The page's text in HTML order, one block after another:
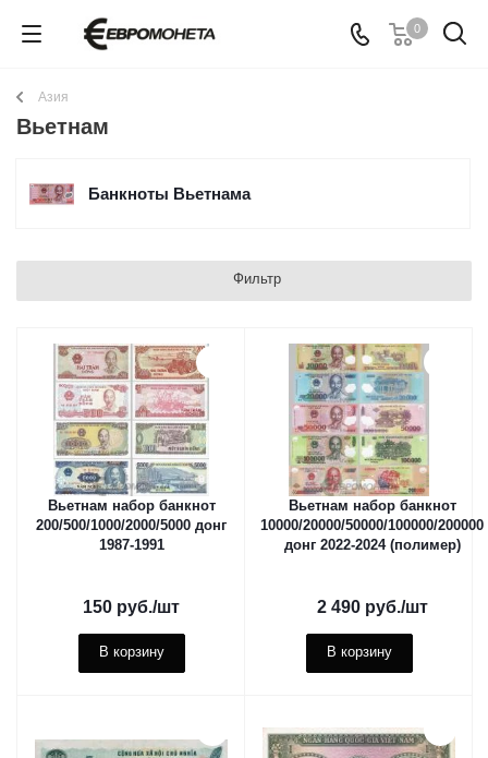
0
Азия
Вьетнам
Банкноты Вьетнама
Фильтр
Вьетнам набор банкнот
200/500/1000/2000/5000 донг
1987-1991
150 руб./шт
В корзину
Вьетнам набор банкнот
10000/20000/50000/100000/200000
донг 2022-2024 (полимер)
2 490руб./шт
В корзину